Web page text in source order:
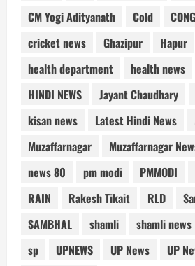
CM Yogi Adityanath
Cold
cricket news
Ghazipur Hapur
health department
health news
HINDI NEWS
Jayant Chaudhary
kisan news
Latest Hindi News
Muzaffarnagar
Muzaffarnagar
news 80
pm modi PMMODI
RAIN
Rakesh Tikait RLD
SAMBHAL
shamli shamli news
sp
UPNEWS UP News
UP